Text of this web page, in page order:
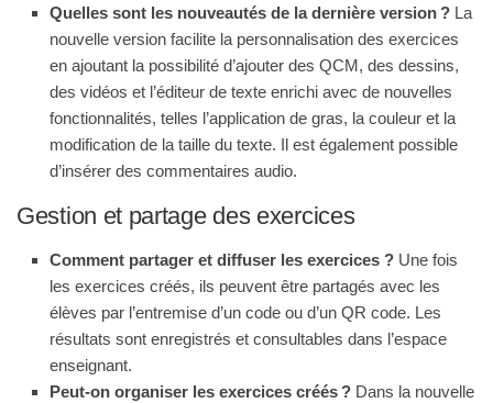
Quelles sont les nouveautés de la dernière version ? La
nouvelle version facilite la personnalisation des exercices
en ajoutant la possibilité d’ajouter des QCM, des dessins,
des vidéos et l’éditeur de texte enrichi avec de nouvelles
fonctionnalités, telles l’application de gras, la couleur et la
modification de la taille du texte. Il est également possible
d’insérer des commentaires audio.
Gestion et partage des exercices
Comment partager et diffuser les exercices ? Une fois
les exercices créés, ils peuvent être partagés avec les
élèves par l’entremise d’un code ou d’un QR code. Les
résultats sont enregistrés et consultables dans l’espace
enseignant.
Peut-on organiser les exercices créés ? Dans la nouvelle